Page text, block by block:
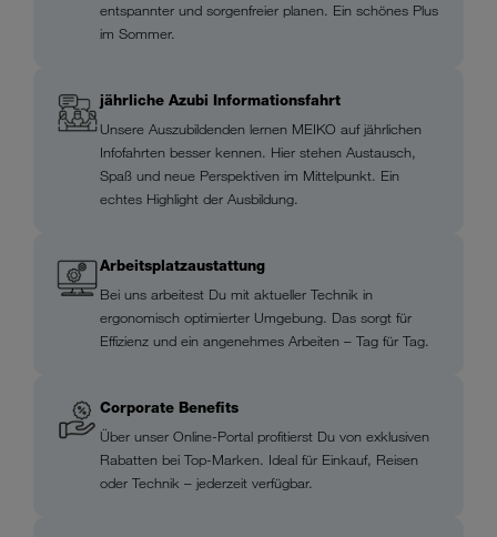
entspannter und sorgenfreier planen. Ein schönes Plus
im Sommer.
jährliche Azubi Informationsfahrt
Unsere Auszubildenden lernen MEIKO auf jährlichen
Infofahrten besser kennen. Hier stehen Austausch,
Spaß und neue Perspektiven im Mittelpunkt. Ein
echtes Highlight der Ausbildung.
Arbeitsplatzaustattung
Bei uns arbeitest Du mit aktueller Technik in
ergonomisch optimierter Umgebung. Das sorgt für
Effizienz und ein angenehmes Arbeiten – Tag für Tag.
Corporate Benefits
Über unser Online-Portal profitierst Du von exklusiven
Rabatten bei Top-Marken. Ideal für Einkauf, Reisen
oder Technik – jederzeit verfügbar.